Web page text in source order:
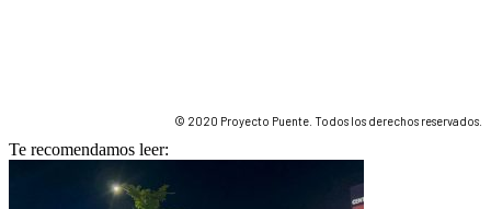
© 2020 Proyecto Puente. Todos los derechos reservados.
Te recomendamos leer: